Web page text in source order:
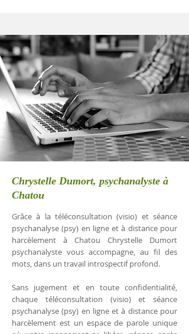
Chrystelle Dumort, psychanalyste à
Chatou
Grâce à la téléconsultation (visio) et séance
psychanalyse (psy) en ligne et à distance pour
harcèlement à Chatou Chrystelle Dumort
psychanalyste vous accompagne, au fil des
mots, dans un travail introspectif profond.
Sans jugement et en toute confidentialité,
chaque téléconsultation (visio) et séance
psychanalyse (psy) en ligne et à distance pour
harcèlement est un espace de parole unique